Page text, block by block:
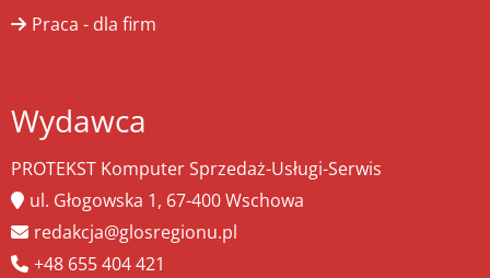
Praca - dla firm
Wydawca
PROTEKST Komputer Sprzedaż-Usługi-Serwis
ul. Głogowska 1, 67-400 Wschowa
redakcja@glosregionu.pl
+48 655 404 421